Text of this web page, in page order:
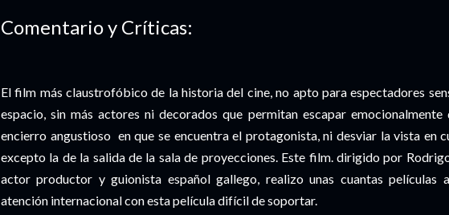
Comentario y Críticas:
El film más claustrofóbico de la historia del cine, no apto para espectadores
espacio, sin más actores ni decorados que permitan escapar
encierro angustioso en que se encuentra el protagonista, ni desviar la vista en
excepto la de la salida de la sala de proyecciones. Este film. dirigido por
actor productor y guionista español gallego, realizo unas cuantas películas
atención internacional con esta película difícil de soportar.